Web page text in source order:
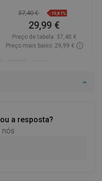
a resposta?
nós
37,40 € -19,81%
29,99 €
Preço de tabela: 37,40 €
Preço mais baixo: 29,99 €